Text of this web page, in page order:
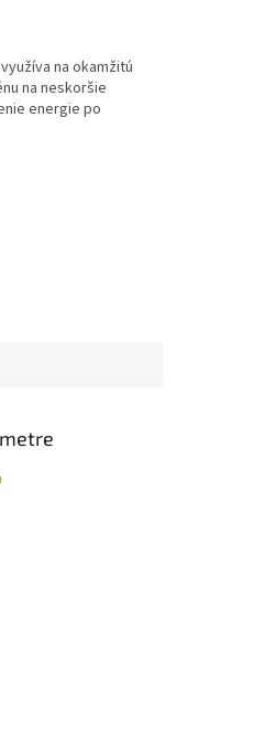
na okamžitú
na neskoršie
energie po